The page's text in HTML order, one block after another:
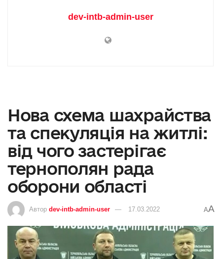
dev-intb-admin-user
Нова схема шахрайства
та спекуляція на житлі:
від чого застерігає
тернополян рада
оборони області
Автор dev-intb-admin-user 17.03.2022 AA